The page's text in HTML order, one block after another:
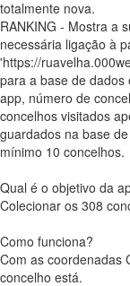
totalmente nova.
RANKING - Mostra a
necessária ligação à
'https://
para a base de dados
app, número de
concelhos visitados
guardados na base
mínimo 10 concelhos.
Qual é o objetivo da
Colecionar os 308
Como funciona?
Com as coordenadas
concelho está.